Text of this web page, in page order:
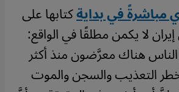
مباشرةً في بدايةكتابها على
لا يكمن مطلقًا في الواقع:
هناك معرَّضون منذ أكثر
التعذيب والسجن والموت